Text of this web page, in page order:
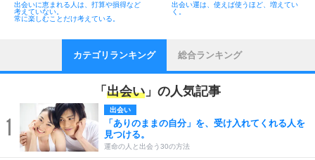
出会いに恵まれる人は、打算や損得など
考えていない。
常に楽しむことだけ考えている。
出会い運は、使えば使うほど、増えてい
く。
カテゴリランキング 総合ランキング
「 出会い 」の人気記事
1
出会い
「ありのままの自分」を、受け入れてくれる人を
見つける。
運命の人と出会う30の方法